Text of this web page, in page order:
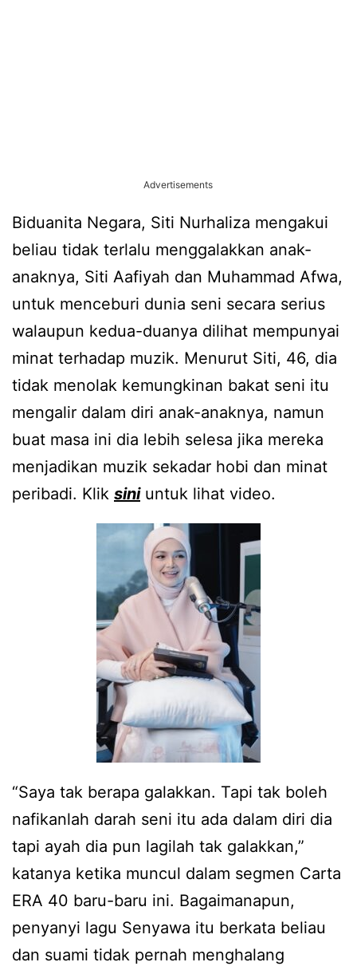
Advertisements
Biduanita Negara, Siti Nurhaliza mengakui
beliau tidak terlalu menggalakkan anak-
anaknya, Siti Aafiyah dan Muhammad Afwa,
untuk menceburi dunia seni secara serius
walaupun kedua-duanya dilihat mempunyai
minat terhadap muzik. Menurut Siti, 46, dia
tidak menolak kemungkinan bakat seni itu
mengalir dalam diri anak-anaknya, namun
buat masa ini dia lebih selesa jika mereka
menjadikan muzik sekadar hobi dan minat
peribadi. Klik siniuntuk lihat video.
“Saya tak berapa galakkan. Tapi tak boleh
nafikanlah darah seni itu ada dalam diri dia
tapi ayah dia pun lagilah tak galakkan,”
katanya ketika muncul dalam segmen Carta
ERA 40 baru-baru ini. Bagaimanapun,
penyanyi lagu Senyawa itu berkata beliau
dan suami tidak pernah menghalang